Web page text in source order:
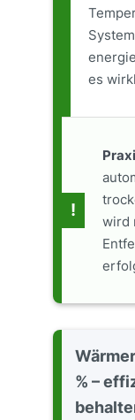
es
!
wird
% –